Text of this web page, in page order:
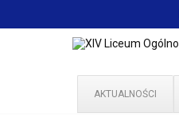
AKTUALNOŚCI